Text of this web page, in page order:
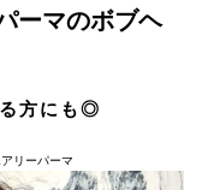
ーマのボブヘ
る方にも◎
リーパーマ